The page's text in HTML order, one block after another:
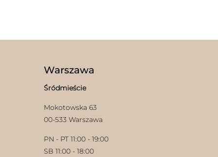
Warszawa
Śródmieście
Mokotowska 63
00-533 Warszawa
PN - PT 11:00 - 19:00
SB 11:00 - 18:00